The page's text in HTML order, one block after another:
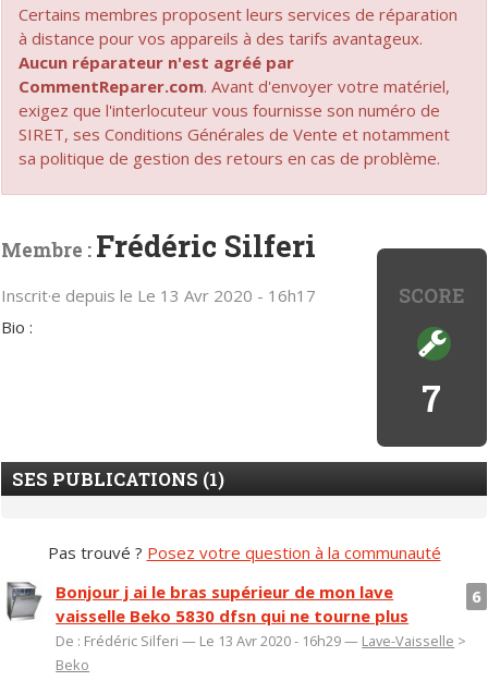
Certains membres proposent leurs services de réparation
à distance pour vos appareils à des tarifs avantageux.
Aucun réparateur n'est agréé par
CommentReparer.com. Avant d'envoyer votre matériel,
exigez que l'interlocuteur vous fournisse son numéro de
SIRET, ses Conditions Générales de Vente et notamment
sa politique de gestion des retours en cas de problème.
SCORE
7
Membre : Frédéric Silferi
Inscrit·e depuis le Le 13 Avr 2020 - 16h17
Bio :
SES PUBLICATIONS (1)
Pas trouvé ? Posez votre question à la communauté
6
Bonjour j ai le bras supérieur de mon lave
vaisselle Beko 5830 dfsn qui ne tourne plus
De : Frédéric Silferi — Le 13 Avr 2020 - 16h29 — Lave-Vaisselle >
Beko